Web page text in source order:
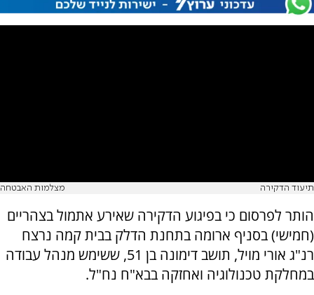
תיעוד הדקירה מצלמות האבטחה
הותר לפרסום כי בפיגוע הדקירה שאירע אתמול בצהריים
(חמישי) בסניף ארומה בתחנת הדלק בבית קמה נרצח
רנ"ג אורי מויל, תושב דימונה בן 51, ששימש מנהל עבודה
במחלקת טכנולוגיה ואחזקה בבא"ח נח"ל.